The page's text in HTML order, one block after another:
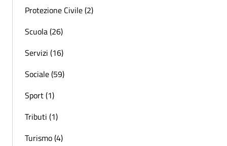
Protezione Civile (2)
Scuola (26)
Servizi (16)
Sociale (59)
Sport (1)
Tributi (1)
Turismo (4)